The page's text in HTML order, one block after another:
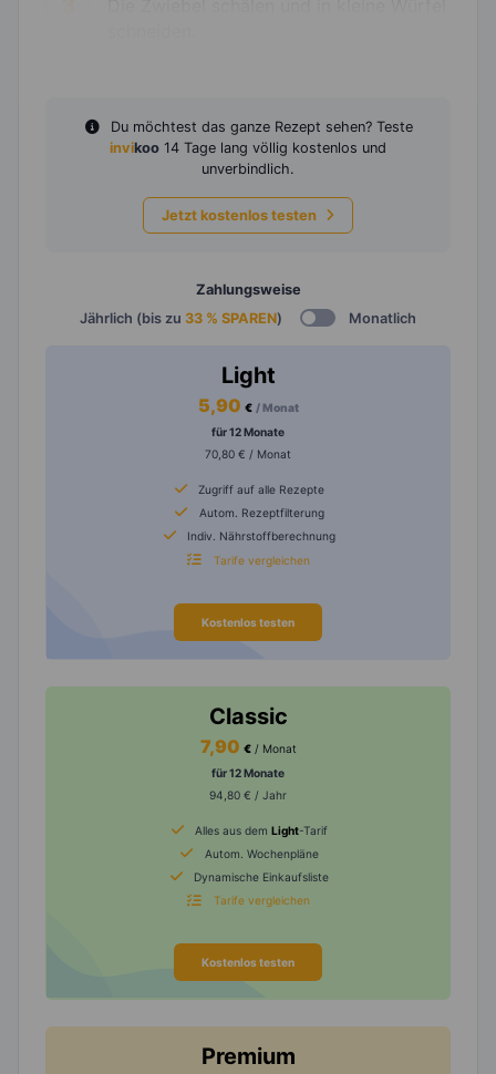
Du möchtest das ganze Rezept sehen? Teste
invikoo 14 Tage lang völlig kostenlos und
unverbindlich.
Jetzt kostenlos testen
Zahlungsweise
Jährlich (bis zu 33 % SPAREN) Monatlich
Light
5,90 € / Monat
für 12 Monate
70,80 € / Monat
Zugriff auf alle Rezepte
Autom. Rezeptfilterung
Indiv. Nährstoffberechnung
Tarife vergleichen
Kostenlos testen
Classic
7,90 € / Monat
für 12 Monate
94,80 € / Jahr
Alles aus dem Light-Tarif
Autom. Wochenpläne
Dynamische Einkaufsliste
Tarife vergleichen
Kostenlos testen
Premium